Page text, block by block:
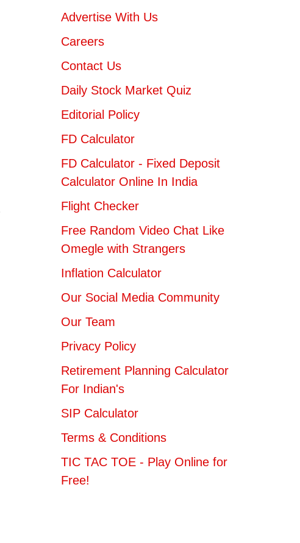
Advertise With Us
Careers
Contact Us
Daily Stock Market Quiz
Editorial Policy
FD Calculator
FD Calculator - Fixed Deposit
Calculator Online In India
Flight Checker
Free Random Video Chat Like
Omegle with Strangers
Inflation Calculator
Our Social Media Community
Our Team
Privacy Policy
Retirement Planning Calculator
For Indian's
SIP Calculator
Terms & Conditions
TIC TAC TOE - Play Online for
Free!